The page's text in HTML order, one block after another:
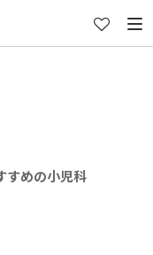
すめの小児科